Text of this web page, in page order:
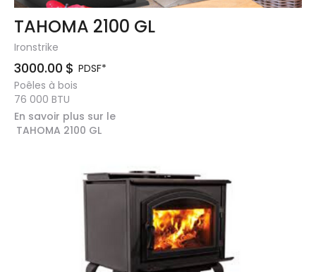
TAHOMA 2100 GL
Ironstrike
3000.00 $ PDSF*
Poêles à bois
76 000 BTU
En savoir plus sur le
TAHOMA 2100 GL